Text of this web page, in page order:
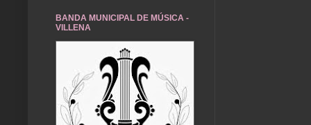
BANDA MUNICIPAL DE MÚSICA -
VILLENA